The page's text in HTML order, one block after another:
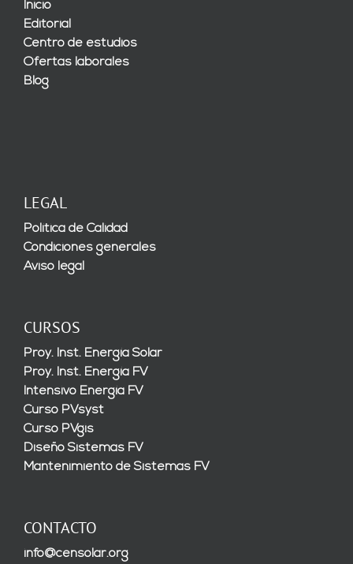
Inicio
Editorial
Centro de estudios
Ofertas laborales
Blog
LEGAL
Política de Calidad
Condiciones generales
Aviso legal
CURSOS
Proy. Inst. Energía Solar
Proy. Inst. Energía FV
Intensivo Energía FV
Curso PVsyst
Curso PVgis
Diseño Sistemas FV
Mantenimiento de Sistemas FV
CONTACTO
info@censolar.org